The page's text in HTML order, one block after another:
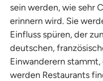
sein werden, wie sehr
erinnern wird. Sie
Einfluss spüren, der
deutschen,
Einwanderern stammt,
werden Restaurants